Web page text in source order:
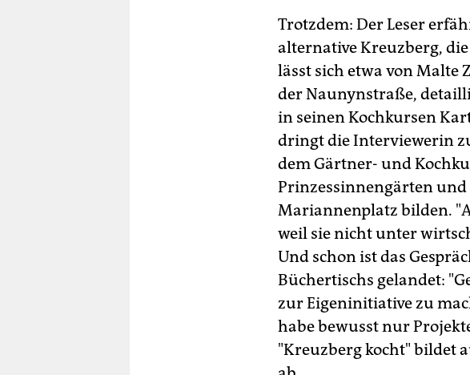
Trotzdem: Der Leser
alternative Kreuzberg,
lässt sich etwa von Malte
der Naunynstraße,
in seinen Kochkursen
dringt die Interviewerin
dem Gärtner- und
Prinzessinnengärten
Mariannenplatz bilden.
weil sie nicht unter
Und schon ist das
Büchertischs gelandet:
zur Eigeninitiative zu
habe bewusst nur
"Kreuzberg kocht" bildet